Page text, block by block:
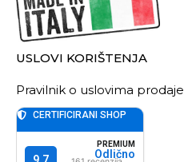
USLOVI KORIŠTENJA
Pravilnik o uslovima prodaje